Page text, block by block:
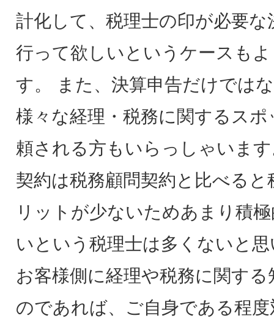
計化して、税理士の印が必要な
行って欲しいというケースも
す。 また、決算申告だけでは
様々な経理・税務に関するスポ
頼される方もいらっしゃいま
契約は税務顧問契約と比べると
リットが少ないためあまり積
いという税理士は多くないと
お客様側に経理や税務に関する
のであれば、ご自身である程